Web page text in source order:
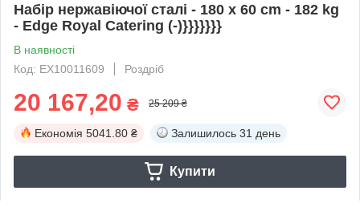
Набір нержавіючої сталі - 180 x 60 cm - 182 kg
- Edge Royal Catering (-)}}}}}}}
В наявності
Код: EX10011609
Роздріб
20 167,20 ₴ 25 209 ₴
Економія 5041.80 ₴ Залишилось 31 день
Купити